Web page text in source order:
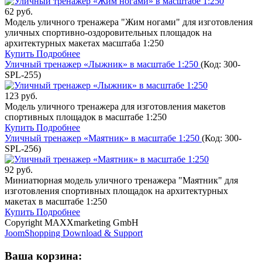
62 руб.
Модель уличного тренажера "Жим ногами" для изготовления
уличных спортивно-оздоровительных площадок на
архитектурных макетах масштаба 1:250
Купить Подробнее
Уличный тренажер «Лыжник» в масштабе 1:250 (Код: 300-
SPL-255)
123 руб.
Модель уличного тренажера для изготовления макетов
спортивных площадок в масштабе 1:250
Купить Подробнее
Уличный тренажер «Маятник» в масштабе 1:250 (Код: 300-
SPL-256)
92 руб.
Миниатюрная модель уличного тренажера "Маятник" для
изготовления спортивных площадок на архитектурных
макетах в масштабе 1:250
Купить Подробнее
Copyright MAXXmarketing GmbH
JoomShopping Download & Support
Ваша корзина: